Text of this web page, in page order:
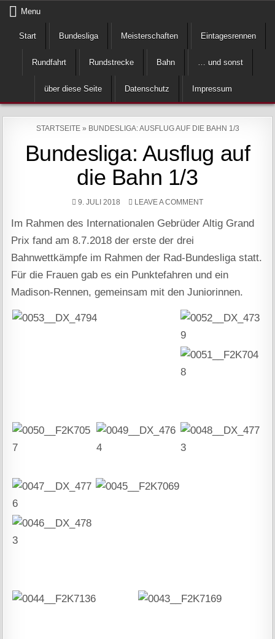
Skip
content
Menu
Start Bundesliga Meisterschaften Eintagesrennen
Rundfahrt Rundstrecke Bahn … und sonst
über diese Seite Datenschutz Impressum
STARTSEITE» BUNDESLIGA: AUSFLUG AUF DIE BAHN 1/3
Bundesliga: Ausflug auf
die Bahn 1/3
9. JULI 2018 LEAVE A COMMENTON
AUF
Im Rahmen des Internationalen Gebrüder Altig Grand
Prix fand am 8.7.2018 der erste der drei
Bahnwettkämpfe im Rahmen der Rad-Bundesliga statt.
Für die Frauen gab es ein Punktefahren und ein
Madison-Rennen, gemeinsam mit den Juniorinnen.